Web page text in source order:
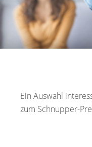
Ein Auswahl
zum Schnupper-